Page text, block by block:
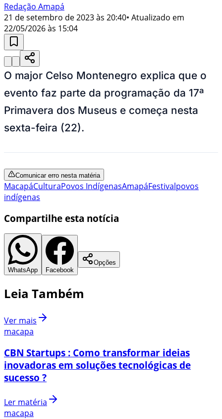
Redação Amapá
21 de setembro de 2023 às 20:40• Atualizado em
22/05/2026 às 15:04
O major Celso Montenegro explica que o
evento faz parte da programação da 17ª
Primavera dos Museus e começa nesta
sexta-feira (22).
Comunicar erro nesta matéria
MacapáCulturaPovos IndígenasAmapáFestivalpovos
indígenas
Compartilhe esta notícia
WhatsApp Facebook
Opções
Leia Também
Ver mais
macapa
CBN Startups : Como transformar ideias
inovadoras em soluções tecnológicas de
sucesso ?
Ler matéria
macapa